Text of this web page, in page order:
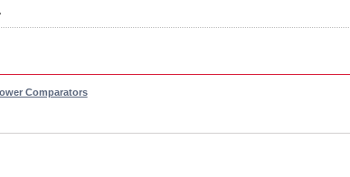
Comparators